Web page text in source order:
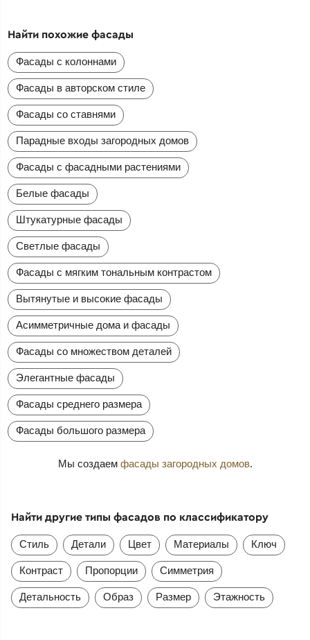
Найти похожие фасады
Фасады с колоннами
Фасады в авторском стиле
Фасады со ставнями
Парадные входы загородных домов
Фасады с фасадными растениями
Белые фасады
Штукатурные фасады
Светлые фасады
Фасады с мягким тональным контрастом
Вытянутые и высокие фасады
Асимметричные дома и фасады
Фасады со множеством деталей
Элегантные фасады
Фасады среднего размера
Фасады большого размера
Мы создаем фасады загородных домов.
Найти другие типы фасадов по классификатору
Стиль Детали Цвет Материалы Ключ
Контраст Пропорции Симметрия
Детальность Образ Размер Этажность